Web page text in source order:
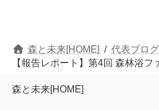
森と未来[HOME]
代表ブログ
【報告レポート】第4回 森林浴
森と未来[HOME]